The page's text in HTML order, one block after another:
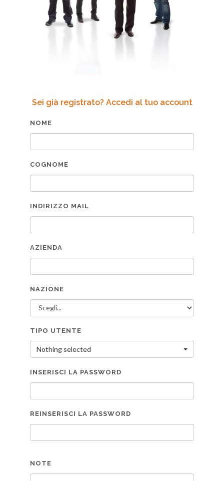
Sei già registrato? Accedi al tuo account
NOME
COGNOME
INDIRIZZO MAIL
AZIENDA
NAZIONE
TIPO UTENTE
Nothing selected
INSERISCI LA PASSWORD
REINSERISCI LA PASSWORD
NOTE